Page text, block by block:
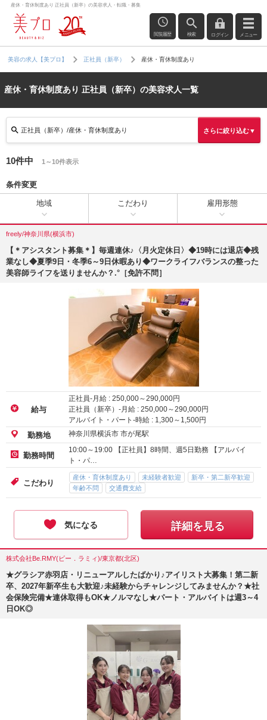
産休・育休制度あり 正社員（新卒）の美容求人・転職・募集
閲覧履歴 検索 ログイン メニュー
美容の求人【美プロ】 正社員（新卒） 産休・育休制度あり
産休・育休制度あり 正社員（新卒）の美容求人一覧
正社員（新卒）/産休・育休制度あり さらに絞り込む▼
10件中 1～10件表示
条件変更
地域 こだわり 雇用形態
freely/神奈川県(横浜市)
【＊アシスタント募集＊】毎週連休♪〈月火定休日〉◆19時には退店◆残
業なし◆夏季9日・冬季6～9日休暇あり◆ワークライフバランスの整った
美容師ライフを送りませんか？.°［免許不問］
給与
正社員-月給 : 250,000～290,000円
正社員（新卒）-月給 : 250,000～290,000円
アルバイト・パート-時給 : 1,300～ 1,500円
勤務地 神奈川県横浜市 市が尾駅
勤務時間
10:00～19:00 【正社員】8時間、週5日勤務 【アルバイ
ト・パ…
こだわり
産休・育休制度あり 未経験者歓迎
新卒・第二新卒歓迎
年齢不問
交通費支給
気になる 詳細を見る
株式会社Be.RMY(ビー．ラミィ)/東京都(北区)
★グラシア赤羽店・リニューアルしたばかり♪アイリスト大募集！第二新
卒、2027年新卒生も大歓迎♪未経験からチャレンジしてみませんか？★社
会保険完備★連休取得もOK★ノルマなし★パート・アルバイトは週3～4
日OK◎